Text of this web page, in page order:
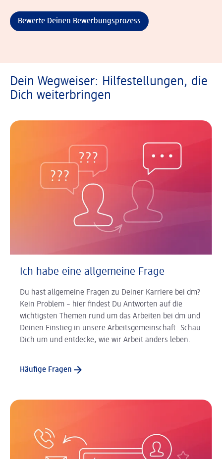
Bewerte Deinen Bewerbungsprozess
Dein Wegweiser: Hilfestellungen, die
Dich weiterbringen
Ich habe eine allgemeine Frage
Du hast allgemeine Fragen zu Deiner Karriere bei dm?
Kein Problem – hier findest Du Antworten auf die
wichtigsten Themen rund um das Arbeiten bei dm und
Deinen Einstieg in unsere Arbeitsgemeinschaft. Schau
Dich um und entdecke, wie wir Arbeit anders leben.
Häufige Fragen